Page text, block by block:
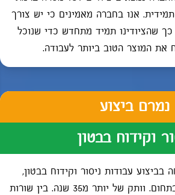
אנו בחברה מאמינים כי יש צורך
שהציודינו תמיד מתחדש כדי שנוכל
את המוצר הטוב ביותר לעבודה.
נמרם ביצוע
וקידוח בבטון
עבודות ניסור וקידוח בבטון,
מהחברות הראשונות בתחום. וותק של יותר מ35 שנה. בין שורות